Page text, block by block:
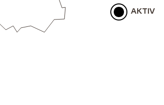
AKTIV